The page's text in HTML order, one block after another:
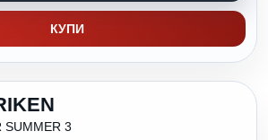
КУПИ
SUMMER 3